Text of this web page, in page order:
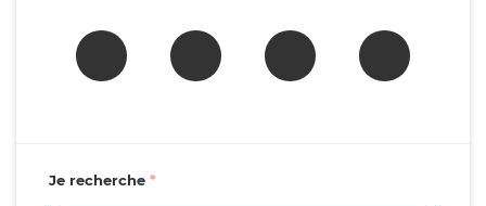
Je recherche